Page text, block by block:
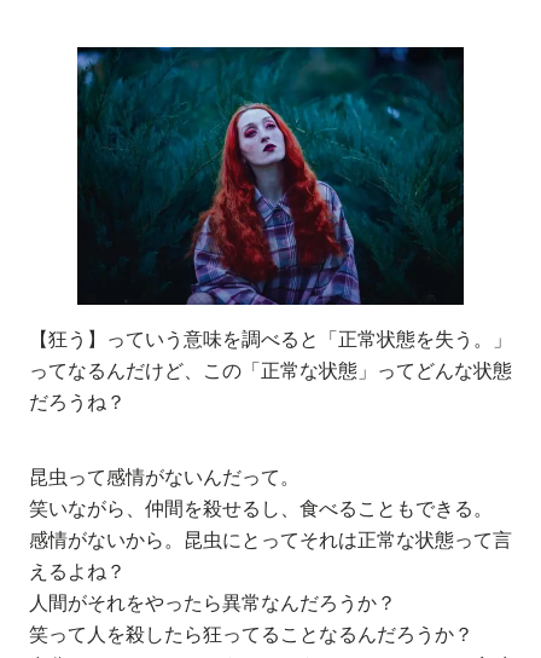
【狂う】っていう意味を調べると「正常状態を失う。」
ってなるんだけど、この「正常な状態」ってどんな状態
だろうね？
昆虫って感情がないんだって。
笑いながら、仲間を殺せるし、食べることもできる。
感情がないから。昆虫にとってそれは正常な状態って言
えるよね？
人間がそれをやったら異常なんだろうか？
笑って人を殺したら狂ってることなるんだろうか？